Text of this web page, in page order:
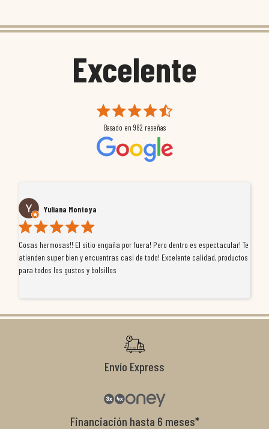
Excelente
Basado en 982 reseñas
Yuliana Montoya
Cosas hermosas!! El sitio engaña por fuera! Pero dentro es espectacular! Te
atienden super bien y encuentras casi de todo! Excelente calidad, productos
para todos los gustos y bolsillos
Envío Express
Financiación hasta 6 meses*